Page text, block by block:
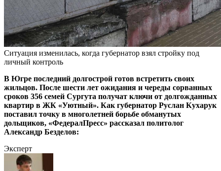
Ситуация изменилась, когда губернатор взял стройку под
личный контроль
В Югре последний долгострой готов встретить своих
жильцов. После шести лет ожидания и череды сорванных
сроков 356 семей Сургута получат ключи от долгожданных
квартир в ЖК «Уютный». Как губернатор Руслан Кухарук
поставил точку в многолетней борьбе обманутых
дольщиков, «ФедералПресс» рассказал политолог
Александр Безделов:
Эксперт